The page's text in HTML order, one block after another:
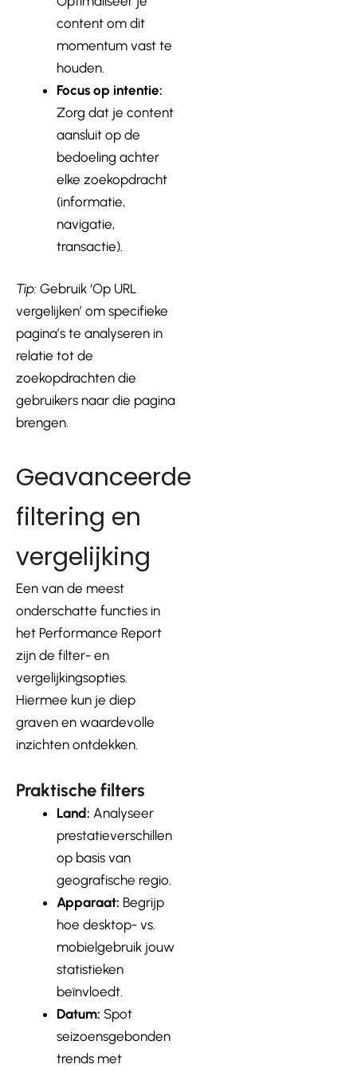
content om dit
momentum vast te
houden.
Focus op intentie:
Zorg dat je content
aansluit op de
bedoeling achter
elke zoekopdracht
(informatie,
navigatie,
transactie).
Tip: Gebruik ‘Op URL
vergelijken’ om specifieke
pagina’s te analyseren in
relatie tot de
zoekopdrachten die
gebruikers naar die pagina
brengen.
Geavanceerde
filtering en
vergelijking
Een van de meest
onderschatte functies in
het Performance Report
zijn de filter- en
vergelijkingsopties.
Hiermee kun je diep
graven en waardevolle
inzichten ontdekken.
Praktische filters
Land: Analyseer
prestatieverschillen
op basis van
geografische regio.
Apparaat: Begrijp
hoe desktop- vs.
mobielgebruik jouw
statistieken
beïnvloedt.
Datum: Spot
seizoensgebonden
trends met